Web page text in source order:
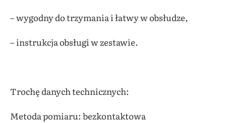
– wygodny do trzymania i łatwy w obsłudze,
– instrukcja obsługi w zestawie.
Trochę danych technicznych:
Metoda pomiaru: bezkontaktowa